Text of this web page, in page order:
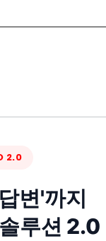
2.0
변'까지
루션 2.0